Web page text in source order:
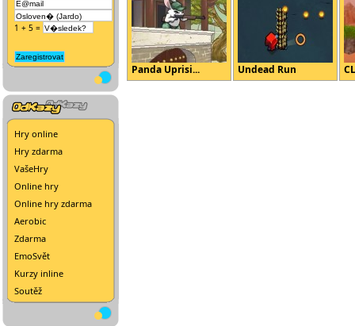
1 + 5 =
Hry online
Hry zdarma
VašeHry
Online hry
Online hry zdarma
Aerobic
Zdarma
EmoSvět
Kurzy inline
Soutěž
Panda Uprisi... Undead Run